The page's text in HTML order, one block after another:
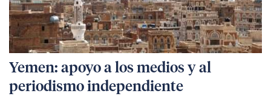
Yemen: apoyo a los medios y al
periodismo independiente